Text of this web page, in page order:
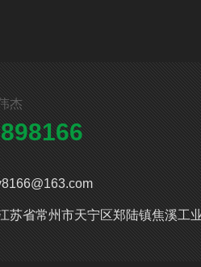
杰
苏省常州市天宁区郑陆镇焦溪工